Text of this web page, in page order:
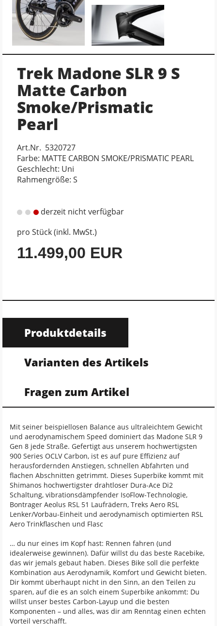
Trek Madone SLR 9 S
Matte Carbon
Smoke/Prismatic
Pearl
Art.Nr. 5320727
Farbe: MATTE CARBON SMOKE/PRISMATIC PEARL
Geschlecht: Uni
Rahmengröße: S
derzeit nicht verfügbar
pro Stück (inkl. MwSt.)
11.499,00 EUR
Produktdetails
Varianten des Artikels
Fragen zum Artikel
Mit seiner beispiellosen Balance aus ultraleichtem Gewicht
und aerodynamischem Speed dominiert das Madone SLR 9
Gen 8 jede Straße. Gefertigt aus unserem hochwertigsten
900 Series OCLV Carbon, ist es auf pure Effizienz auf
herausfordernden Anstiegen, schnellen Abfahrten und
flachen Abschnitten getrimmt. Dieses Superbike kommt mit
Shimanos hochwertigster drahtloser Dura-Ace Di2
Schaltung, vibrationsdämpfender IsoFlow-Technologie,
Bontrager Aeolus RSL 51 Laufrädern, Treks Aero RSL
Lenker/Vorbau-Einheit und aerodynamisch optimierten RSL
Aero Trinkflaschen und Flasc
… du nur eines im Kopf hast: Rennen fahren (und
idealerweise gewinnen). Dafür willst du das beste Racebike,
das wir jemals gebaut haben. Dieses Bike soll die perfekte
Kombination aus Aerodynamik, Komfort und Gewicht bieten.
Dir kommt überhaupt nicht in den Sinn, an den Teilen zu
sparen, auf die es an solch einem Superbike ankommt: Du
willst unser bestes Carbon-Layup und die besten
Komponenten – und alles, was dir am Renntag einen echten
Vorteil verschafft.